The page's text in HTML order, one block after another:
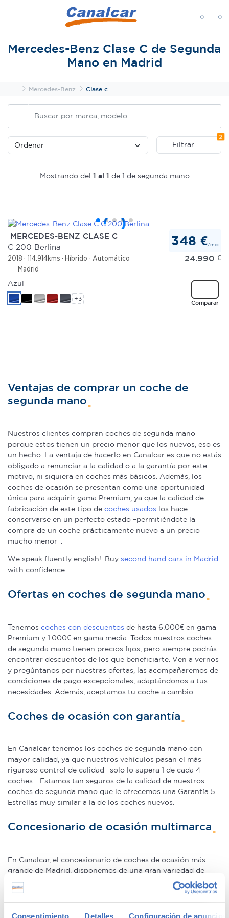
Consentimiento Detalles Configuración de anuncios
Mercedes-Benz Clase C de Segunda
Mano en Madrid
InicioMercedes-Benz Clase c
Filtrar
2
Mostrando del 1 al 1 de 1 de segunda mano
MERCEDES-BENZ CLASE C
C 200 Berlina
2018 114.914kms Híbrido
Automático
Madrid
348 €/mes
24.990 €
Comparar
Azul
+3
Ventajas de comprar un coche de
segunda mano
Nuestros clientes compran coches de segunda mano
porque estos tienen un precio menor que los nuevos, eso es
un hecho. La ventaja de hacerlo en Canalcar es que no estás
obligado a renunciar a la calidad o a la garantía por este
motivo, ni siquiera en coches más básicos. Además, los
coches de ocasión se presentan como una oportunidad
única para adquirir gama Premium, ya que la calidad de
fabricación de este tipo de coches usados los hace
conservarse en un perfecto estado –permitiéndote la
compra de un coche prácticamente nuevo a un precio
mucho menor–.
We speak fluently english!. Buy second hand cars in Madrid
with confidence.
Ofertas en coches de segunda mano
Tenemos coches con descuentos de hasta 6.000€ en gama
Premium y 1.000€ en gama media. Todos nuestros coches
de segunda mano tienen precios fijos, pero siempre podrás
encontrar descuentos de los que beneficiarte. Ven a vernos
y pregúntanos por nuestras ofertas, las acompañaremos de
condiciones de pago excepcionales, adaptándonos a tus
necesidades. Además, aceptamos tu coche a cambio.
Coches de ocasión con garantía
En Canalcar tenemos los coches de segunda mano con
mayor calidad, ya que nuestros vehículos pasan el más
riguroso control de calidad –solo lo supera 1 de cada 4
coches–. Estamos tan seguros de la calidad de nuestros
coches de segunda mano que le ofrecemos una Garantía 5
Estrellas muy similar a la de los coches nuevos.
Concesionario de ocasión multimarca
En Canalcar, el concesionario de coches de ocasión más
grande de Madrid, disponemos de una gran variedad de
marcas y modelos. Encuentra el vehículo de segunda mano
que mejor se adapte a tus necesidades, con la mejor
relación calidad-precio. O si lo prefieres, ven a vernos y te
aconsejamos.